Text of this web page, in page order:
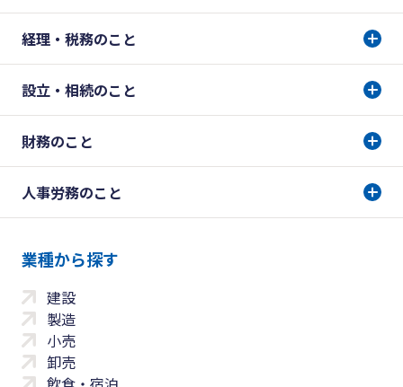
経理・税務のこと
設立・相続のこと
財務のこと
人事労務のこと
業種から探す
建設
製造
小売
卸売